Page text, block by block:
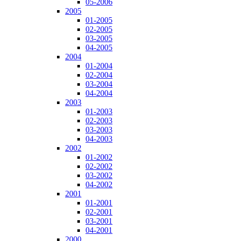
05-2006
2005
01-2005
02-2005
03-2005
04-2005
2004
01-2004
02-2004
03-2004
04-2004
2003
01-2003
02-2003
03-2003
04-2003
2002
01-2002
02-2002
03-2002
04-2002
2001
01-2001
02-2001
03-2001
04-2001
2000